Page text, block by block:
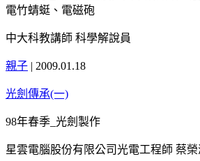
電竹蜻蜓、電磁砲
中大科教講師 科學解說員
親子 | 2009.01.18
光劍傳承(一)
98年春季_光劍製作
星雲電腦股份有限公司光電工程師 蔡